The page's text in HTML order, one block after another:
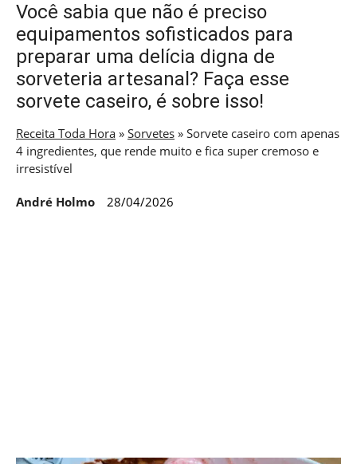
Você sabia que não é preciso
equipamentos sofisticados para
preparar uma delícia digna de
sorveteria artesanal? Faça esse
sorvete caseiro, é sobre isso!
Receita Toda Hora » Sorvetes » Sorvete caseiro com apenas
4 ingredientes, que rende muito e fica super cremoso e
irresistível
André Holmo 28/04/2026